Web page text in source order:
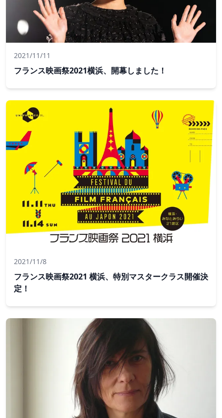
2021/11/11
フランス映画祭2021横浜、開幕しました！
2021/11/8
フランス映画祭2021 横浜、特別マスタークラス開催決
定！